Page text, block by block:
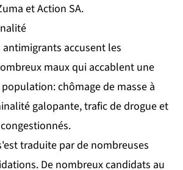
et Action SA.
accusent les
maux qui accablent une
chômage de masse à
galopante, trafic de drogue et
traduite par de nombreuses
De nombreux candidats au